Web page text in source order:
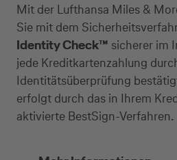
Mit der Lufthansa Miles &
Sie mit dem
Identity Check™ sicherer im
jede Kreditkartenzahlung
Identitätsüberprüfung
erfolgt durch das in Ihrem
aktivierte BestSign-Verfahren.